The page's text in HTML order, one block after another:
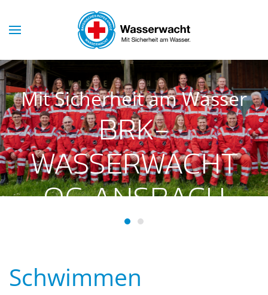
Skip to main content
Mit Sicherheit am Wasser
BRK-
WASSERWACHT
OG ANSBACH
BRK-Wasserwacht OG
Schwimmen